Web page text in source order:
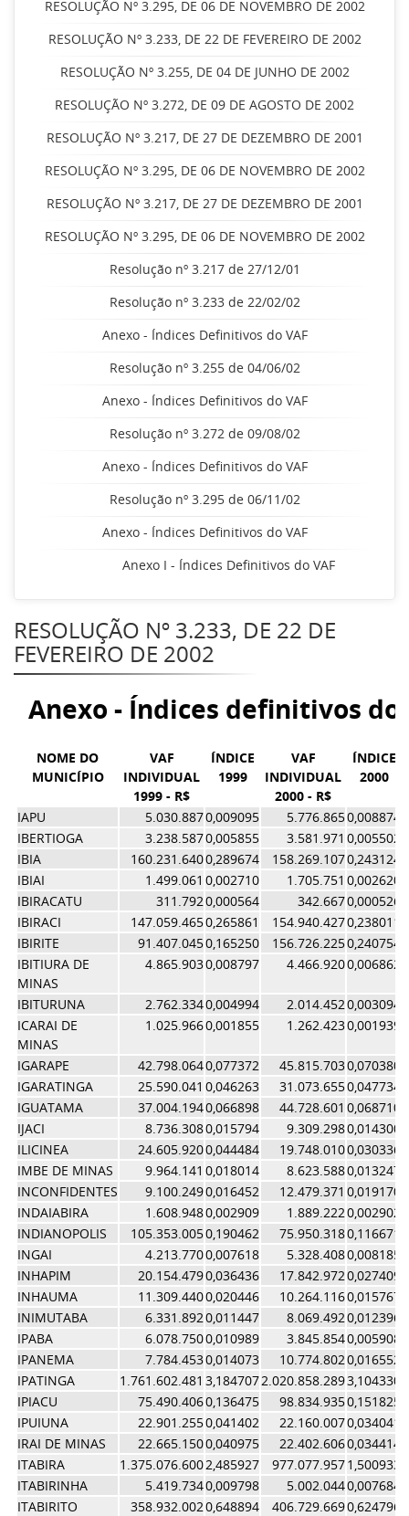
RESOLUÇÃO Nº 3.295, DE 06 DE NOVEMBRO DE 2002
RESOLUÇÃO Nº 3.233, DE 22 DE FEVEREIRO DE 2002
RESOLUÇÃO Nº 3.255, DE 04 DE JUNHO DE 2002
RESOLUÇÃO Nº 3.272, DE 09 DE AGOSTO DE 2002
RESOLUÇÃO Nº 3.217, DE 27 DE DEZEMBRO DE 2001
RESOLUÇÃO Nº 3.295, DE 06 DE NOVEMBRO DE 2002
RESOLUÇÃO Nº 3.217, DE 27 DE DEZEMBRO DE 2001
RESOLUÇÃO Nº 3.295, DE 06 DE NOVEMBRO DE 2002
Resolução nº 3.217 de 27/12/01
Resolução nº 3.233 de 22/02/02
Anexo - Índices Definitivos do VAF
Resolução nº 3.255 de 04/06/02
Anexo - Índices Definitivos do VAF
Resolução nº 3.272 de 09/08/02
Anexo - Índices Definitivos do VAF
Resolução nº 3.295 de 06/11/02
Anexo - Índices Definitivos do VAF
Anexo I - Índices Definitivos do VAF
RESOLUÇÃO Nº 3.233, DE 22 DE
FEVEREIRO DE 2002
Anexo - Índices definitivos do
NOME DO
MUNICÍPIO
VAF
INDIVIDUAL
1999 - R$
ÍNDICE
1999
VAF
INDIVIDUAL
2000 - R$
ÍNDICE
2000
IAPU
5.030.8870,009095 5.776.8650,008874
IBERTIOGA
3.238.5870,005855 3.581.971 0,005502
IBIA
160.231.6400,289674 158.269.1070,243124
IBIAI
1.499.061 0,002710 1.705.751 0,002620
IBIRACATU
311.7920,000564 342.6670,000526
IBIRACI
147.059.4650,265861 154.940.4270,238011
IBIRITE
91.407.0450,165250 156.726.2250,240754
IBITIURA DE
MINAS
4.865.9030,008797 4.466.9200,006862
IBITURUNA 2.762.3340,004994 2.014.4520,003094
ICARAI DE
MINAS
1.025.9660,001855 1.262.4230,001939
IGARAPE 42.798.0640,077372 45.815.7030,070380
IGARATINGA
25.590.041 0,046263 31.073.6550,047734
IGUATAMA
37.004.1940,066898 44.728.601 0,068710
IJACI
8.736.3080,015794 9.309.2980,014300
ILICINEA
24.605.9200,044484 19.748.0100,030336
IMBE DE MINAS
9.964.141 0,018014 8.623.5880,013247
INCONFIDENTES
9.100.2490,016452 12.479.371 0,019170
INDAIABIRA
1.608.9480,002909 1.889.2220,002902
INDIANOPOLIS
105.353.0050,190462 75.950.3180,116671
INGAI
4.213.7700,007618 5.328.4080,008185
INHAPIM
20.154.4790,036436 17.842.9720,027409
INHAUMA
11.309.4400,020446 10.264.1160,015767
INIMUTABA
6.331.8920,011447 8.069.4920,012396
IPABA
6.078.7500,010989 3.845.8540,005908
IPANEMA
7.784.4530,014073 10.774.8020,016552
IPATINGA
1.761.602.481 3,1847072.020.858.2893,104330
IPIACU
75.490.4060,136475 98.834.9350,151825
IPUIUNA
22.901.2550,041402 22.160.0070,034041
IRAI DE MINAS
22.665.1500,040975 22.402.6060,034414
ITABIRA
1.375.076.6002,485927 977.077.9571,500933
ITABIRINHA
5.419.7340,009798 5.002.0440,007684
ITABIRITO
358.932.0020,648894 406.729.6690,624796